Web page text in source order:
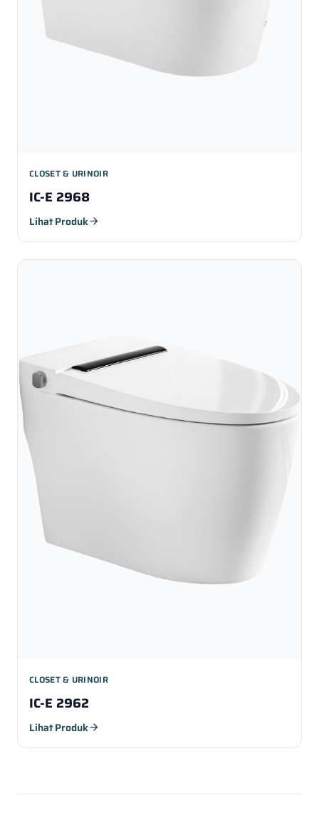
CLOSET & URINOIR
IC-E 2968
Lihat Produkarrow_forward
CLOSET & URINOIR
IC-E 2962
Lihat Produkarrow_forward